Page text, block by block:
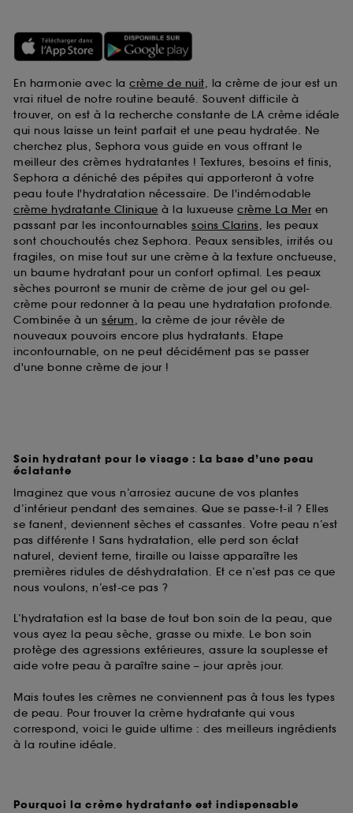
En harmonie avec la crème de nuit, la crème de jour est un
vrai rituel de notre routine beauté. Souvent difficile à
trouver, on est à la recherche constante de LA crème idéale
qui nous laisse un teint parfait et une peau hydratée. Ne
cherchez plus, Sephora vous guide en vous offrant le
meilleur des crèmes hydratantes ! Textures, besoins et finis,
Sephora a déniché des pépites qui apporteront à votre
peau toute l'hydratation nécessaire. De l'indémodable
crème hydratante Clinique à la luxueuse crème La Mer en
passant par les incontournables soins Clarins, les peaux
sont chouchoutés chez Sephora. Peaux sensibles, irrités ou
fragiles, on mise tout sur une crème à la texture onctueuse,
un baume hydratant pour un confort optimal. Les peaux
sèches pourront se munir de crème de jour gel ou gel-
crème pour redonner à la peau une hydratation profonde.
Combinée à un sérum, la crème de jour révèle de
nouveaux pouvoirs encore plus hydratants. Etape
incontournable, on ne peut décidément pas se passer
d'une bonne crème de jour !
Soin hydratant pour le visage : La base d’une peau
éclatante
Imaginez que vous n’arrosiez aucune de vos plantes
d’intérieur pendant des semaines. Que se passe-t-il ? Elles
se fanent, deviennent sèches et cassantes. Votre peau n’est
pas différente ! Sans hydratation, elle perd son éclat
naturel, devient terne, tiraille ou laisse apparaître les
premières ridules de déshydratation. Et ce n’est pas ce que
nous voulons, n’est-ce pas ?
L’hydratation est la base de tout bon soin de la peau, que
vous ayez la peau sèche, grasse ou mixte. Le bon soin
protège des agressions extérieures, assure la souplesse et
aide votre peau à paraître saine – jour après jour.
Mais toutes les crèmes ne conviennent pas à tous les types
de peau. Pour trouver la crème hydratante qui vous
correspond, voici le guide ultime : des meilleurs ingrédients
à la routine idéale.
Pourquoi la crème hydratante est indispensable